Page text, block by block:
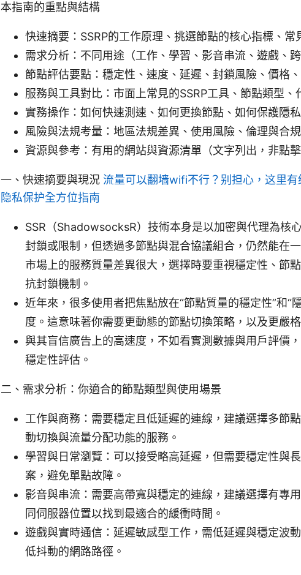
本指南的重點與結構
快速摘要：SSRP的工作原理、挑選節點的核心指標、常
需求分析：不同用途（工作、學習、影音串流、遊戲、
節點評估要點：穩定性、速度、延遲、封鎖風險、價格
服務與工具對比：市面上常見的SSRP工具、節點類型、
實務操作：如何快速測速、如何更換節點、如何保護隱
風險與法規考量：地區法規差異、使用風險、倫理與合規
資源與參考：有用的網站與資源清單（文字列出，非點擊
一、快速摘要與現況 流量可以翻墙wifi不行？别担心，这里
隐私保护全方位指南
SSR（ShadowsocksR）技術本身是以加密與代理為核
封鎖或限制，但透過多節點與混合協議組合，仍然能在
市場上的服務質量差異很大，選擇時要重視穩定性、節
抗封鎖機制。
近年來，很多使用者把焦點放在“節點質量的穩定性”和“
度。這意味著你需要更動態的節點切換策略，以及更嚴
與其盲信廣告上的高速度，不如看實測數據與用戶評價
穩定性評估。
二、需求分析：你適合的節點類型與使用場景
工作與商務：需要穩定且低延遲的連線，建議選擇多節
動切換與流量分配功能的服務。
學習與日常瀏覽：可以接受略高延遲，但需要穩定性與
案，避免單點故障。
影音與串流：需要高帶寬與穩定的連線，建議選擇有專
同伺服器位置以找到最適合的緩衝時間。
遊戲與實時通信：延遲敏感型工作，需低延遲與穩定波
低抖動的網路路徑。